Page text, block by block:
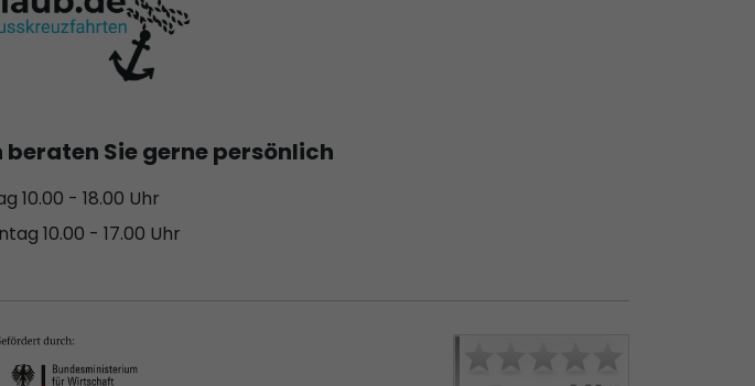
Sie gerne persönlich
10.00 - 18.00 Uhr
10.00 - 17.00 Uhr